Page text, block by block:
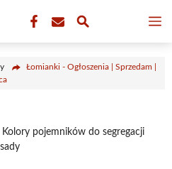
Łomianki - Ogłoszenia | Sprzedam |
Kolory pojemników do segregacji